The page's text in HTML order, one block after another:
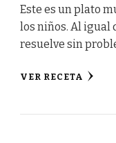
Este es un plato
los niños. Al igual
resuelve sin
VER RECETA